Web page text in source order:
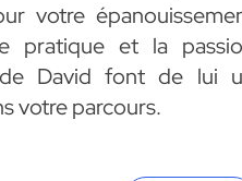
votre
pratique et la
David font de lui
votre parcours.